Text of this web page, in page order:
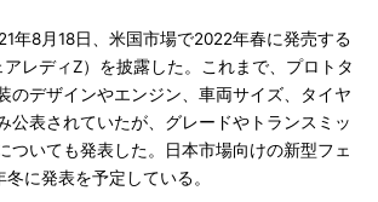
年8月18日、米国市場で2022年春に発売する
アレディZ）を披露した。これまで、プロトタ
のデザインやエンジン、車両サイズ、タイヤ
公表されていたが、グレードやトランスミッ
ついても発表した。日本市場向けの新型フェ
に発表を予定している。